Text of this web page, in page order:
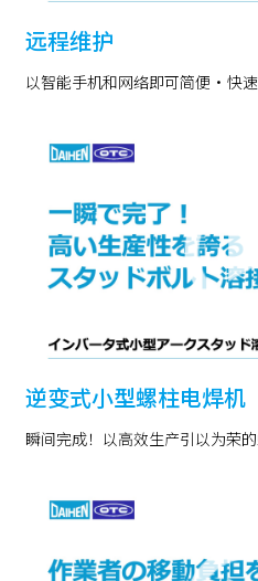
远程维护
以智能手机和网络即可简便・快
逆变式小型螺柱电焊机
瞬间完成！以高效生产引以为荣